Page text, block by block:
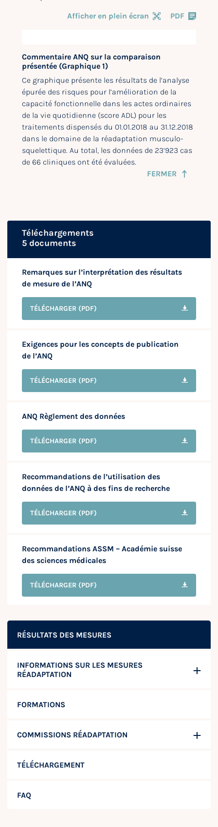
RÉSULTATS DES MESURES
INFORMATIONS SUR LES MESURES
RÉADAPTATION
FORMATIONS
COMMISSIONS RÉADAPTATION
TÉLÉCHARGEMENT
FAQ
Afficher en plein écran PDF
Commentaire ANQ sur la comparaison
présentée (Graphique 1)
Ce graphique présente les résultats de l’analyse
épurée des risques pour l’amélioration de la
capacité fonctionnelle dans les actes ordinaires
de la vie quotidienne (score ADL) pour les
traitements dispensés du 01.01.2018 au 31.12.2018
dans le domaine de la réadaptation musculo-
squelettique. Au total, les données de 23‘923 cas
de 66 cliniques ont été évaluées.
FERMER
Téléchargements
5 documents
Remarques sur l’interprétation des résultats
de mesure de l’ANQ
TÉLÉCHARGER (PDF)
Exigences pour les concepts de publication
de l’ANQ
TÉLÉCHARGER (PDF)
ANQ Règlement des données
TÉLÉCHARGER (PDF)
Recommandations de l’utilisation des
données de l’ANQ à des fins de recherche
TÉLÉCHARGER (PDF)
Recommandations ASSM – Académie suisse
des sciences médicales
TÉLÉCHARGER (PDF)